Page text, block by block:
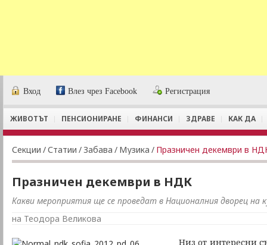
Вход Влез чрез Facebook Регистрация
ЖИВОТЪТ ПЕНСИОНИРАНЕ ФИНАНСИ ЗДРАВЕ КАК ДА
Секции /Статии / Забава / Музика / Празничен декември в
Празничен декември в НДК
Какви мероприятия ще се проведат в Националния дворец на
на Теодора Великова
Низ от интересни